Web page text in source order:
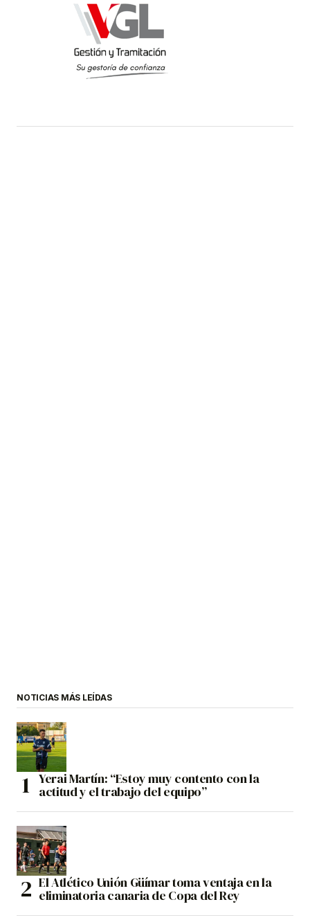
NOTICIAS MÁS LEÍDAS
Yerai Martín: “Estoy muy contento con la
actitud y el trabajo del equipo”
El Atlético Unión Güímar toma ventaja en la
eliminatoria canaria de Copa del Rey